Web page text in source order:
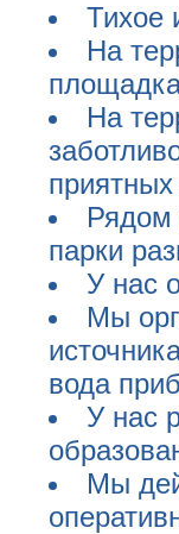
Тихое
На
На
Рядом
парки
У нас
Мы
вода
У нас
Мы